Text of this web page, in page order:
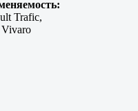
Trafic,